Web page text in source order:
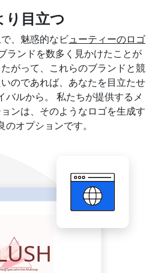
り目立つ
、魅惑的なビ ューティーのロゴ
ランドを数多く見かけたことが
がって、これらのブランドと競
のであれば、あなたを目立たせ
バルから。 私たちが提供するメ
ンは、そのようなロゴを生成す
のオプションです。